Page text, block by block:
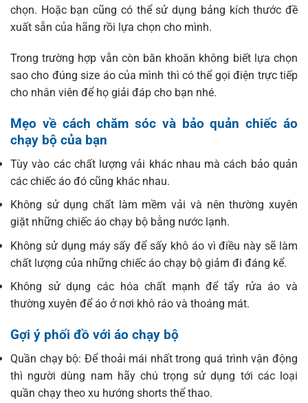
chọn. Hoặc bạn cũng có thể sử dụng bảng kích thước đề
xuất sẵn của hãng rồi lựa chọn cho mình.
Trong trường hợp vẫn còn băn khoăn không biết lựa chọn
sao cho đúng size áo của mình thì có thể gọi điện trực tiếp
cho nhân viên để họ giải đáp cho bạn nhé.
Mẹo về cách chăm sóc và bảo quản chiếc áo
chạy bộ của bạn
Tùy vào các chất lượng vải khác nhau mà cách bảo quản
các chiếc áo đó cũng khác nhau.
Không sử dụng chất làm mềm vải và nên thường xuyên
giặt những chiếc áo chạy bộ bằng nước lạnh.
Không sử dụng máy sấy để sấy khô áo vì điều này sẽ làm
chất lượng của những chiếc áo chạy bộ giảm đi đáng kể.
Không sử dụng các hóa chất mạnh để tẩy rửa áo và
thường xuyên để áo ở nơi khô ráo và thoáng mát.
Gợi ý phối đồ với áo chạy bộ
Quần chạy bộ: Để thoải mái nhất trong quá trình vận động
thì người dùng nam hãy chú trọng sử dụng tới các loại
quần chạy theo xu hướng shorts thể thao.